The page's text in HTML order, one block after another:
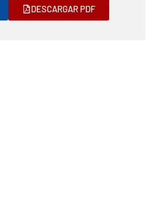
DESCARGAR PDF